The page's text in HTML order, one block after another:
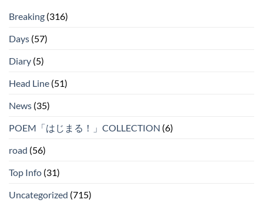
Breaking (316)
Days (57)
Diary (5)
Head Line (51)
News (35)
POEM「はじまる！」COLLECTION (6)
road (56)
Top Info (31)
Uncategorized (715)